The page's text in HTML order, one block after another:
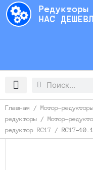
Перейти
содержимому
НАС
Search
Search
Главная / Мотор-редукторы
редукторы / Мотор-
редуктор RC17 / RC17-